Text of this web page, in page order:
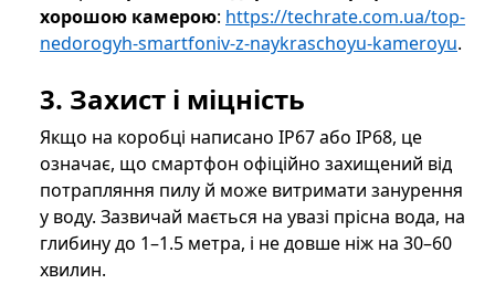
хорошою камерою: https://techrate.com.ua/top-
nedorogyh-smartfoniv-z-naykraschoyu-kameroyu.
3. Захист і міцність
Якщо на коробці написано IP67 або IP68, це
означає, що смартфон офіційно захищений від
потрапляння пилу й може витримати занурення
у воду. Зазвичай мається на увазі прісна вода, на
глибину до 1–1.5 метра, і не довше ніж на 30–60
хвилин.